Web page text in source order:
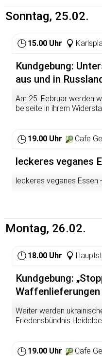
ihrem Wohnhäusern
kennen sie seit
Infrastruktur sowie das
Bismarckplatz und
Sonntag, 25.02.
15.00 Uhr
Kundgebung:
aus und in
Am 25. Februar werden
beiseite in ihrem
19.00 Uhr
Cafe
leckeres veganes
leckeres veganes Essen
Montag, 26.02.
18.00 Uhr
Kundgebung:
Waffenlieferungen
Weiter werden
Friedensbündnis
auch entschieden
19.00 Uhr Cafe